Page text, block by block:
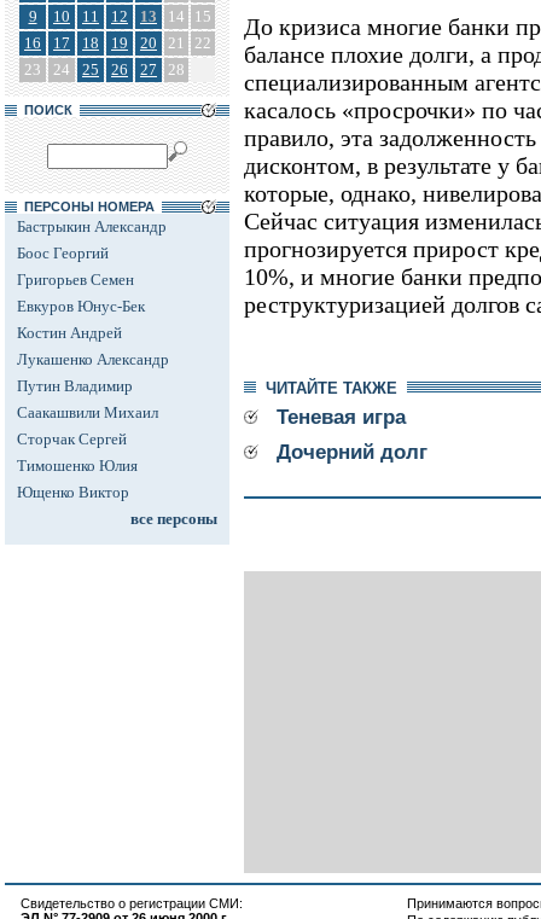
9
10 11 12 13 14
15
16
17 18 19 20 21
22
23
24 25 26 27 28
ПОИСК
ПЕРСОНЫ НОМЕРА
Бастрыкин Александр
Боос Георгий
Григорьев Семен
Евкуров Юнус-Бек
Костин Андрей
Лукашенко Александр
Путин Владимир
Саакашвили Михаил
Сторчак Сергей
Тимошенко Юлия
Ющенко Виктор
все персоны
До кризиса многие банки
балансе плохие долги, а
специализированным
касалось «просрочки» по
правило, эта
дисконтом, в результате у
которые, однако,
Сейчас ситуация
прогнозируется прирост
10%, и многие банки
реструктуризацией долгов
ЧИТАЙТЕ ТАКЖЕ
Теневая игра
Дочерний долг
Свидетельство о регистрации СМИ:
Принимаются